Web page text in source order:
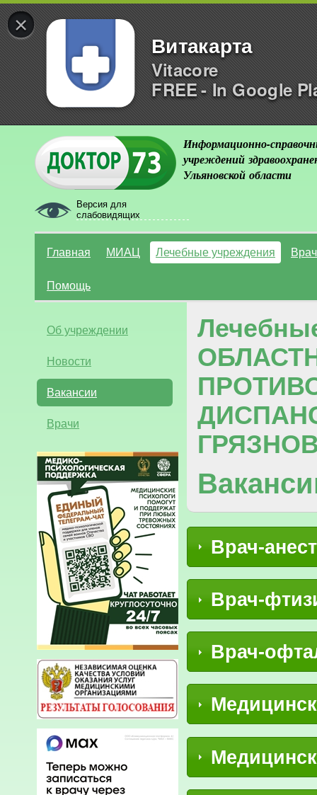
×
Витакарта
Vitacore
FREE - In Google
Версия для
слабовидящих
Информационно-
учреждений
Ульяновской области
Главная МИАЦ Лечебные учреждения
Помощь
Об учреждении
Новости
Вакансии
Врачи
Врач-
Врач-
Врач-